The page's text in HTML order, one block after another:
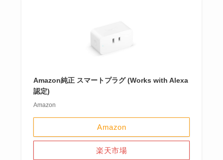
Amazon純正 スマートプラグ (Works with Alexa
認定)
Amazon
Amazon
楽天市場